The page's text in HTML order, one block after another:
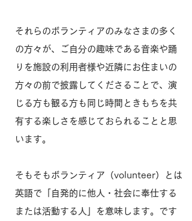
それらのボランティアのみなさまの多く
の方々が、ご自分の趣味である音楽や踊
りを施設の利用者様や近隣にお住まいの
方々の前で披露してくださることで、演
じる方も観る方も同じ時間ときもちを共
有する楽しさを感じておられることと思
います。
そもそもボランティア（volunteer）とは
英語で「自発的に他人・社会に奉仕する
または活動する人」を意味します。です